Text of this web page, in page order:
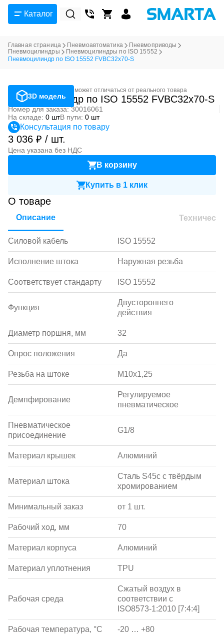
Каталог
Главная страница Пневмоавтоматика
Пневмоприводы
Пневмоцилиндры
Пневмоцилиндры по ISO 15552
Пневмоцилиндр по ISO 15552 FVBC32x70-S
3D модель
Фотография может отличаться от реального товара
Пневмоцилиндр по ISO 15552 FVBC32x70-S
Номер для заказа: 30016061
На складе: 0 штВ пути: 0 шт
Консультация по товару
3 036 ₽ / шт.
Цена указана без НДС
В корзину
Купить в 1 клик
О товаре
Описание
Силовой кабель ISO 15552
Исполнение штока Наружная резьба
Соответствует стандарту ISO 15552
Функция
Двустороннего
действия
Диаметр поршня, мм 32
Опрос положения Да
Резьба на штоке M10x1,25
Демпфирование
Регулируемое
пневматическое
Пневматическое
присоединение
G1/8
Материал крышек Алюминий
Материал штока
Сталь S45c с твёрдым
хромированием
Минимальный заказ от 1 шт.
Рабочий ход, мм 70
Материал корпуса Алюминий
Материал уплотнения TPU
Рабочая среда
Сжатый воздух в
соответствии с
ISO8573-1:2010 [7:4:4]
Рабочая температура, °С -20 … +80